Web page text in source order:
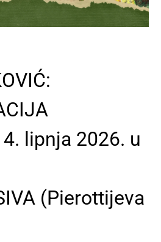
4. lipnja 2026. u
(Pierottijeva